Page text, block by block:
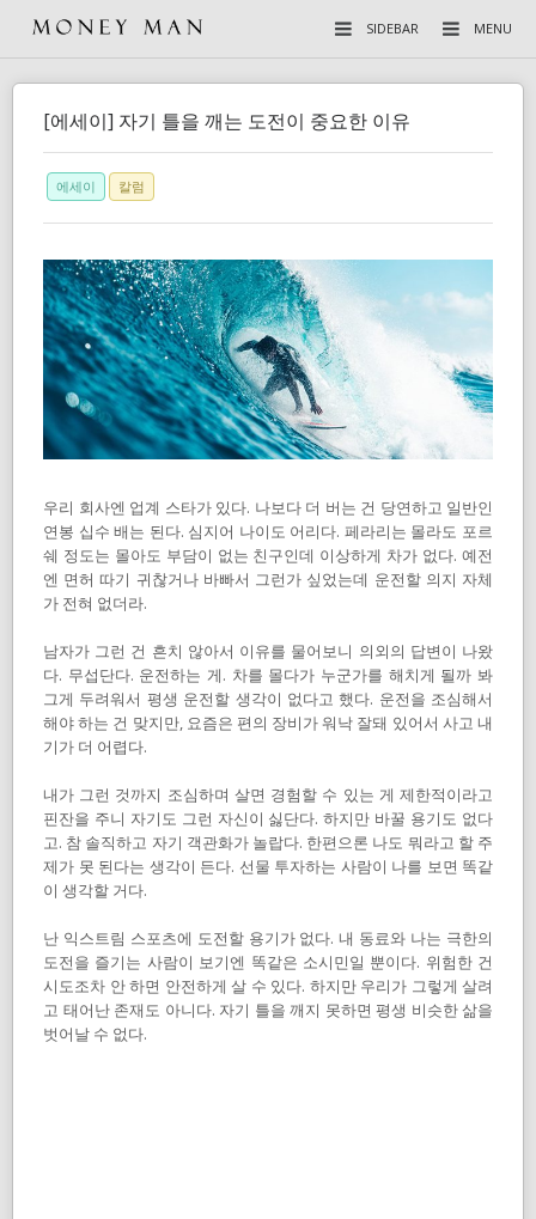
MENU
SIDEBAR
[에세이] 자기 틀을 깨는 도전이 중요한 이유
에세이 칼럼
우리 회사엔 업계 스타가 있다. 나보다 더 버는 건 당연하고 일반인
연봉 십수 배는 된다. 심지어 나이도 어리다. 페라리는 몰라도 포르
쉐 정도는 몰아도 부담이 없는 친구인데 이상하게 차가 없다. 예전
엔 면허 따기 귀찮거나 바빠서 그런가 싶었는데 운전할 의지 자체
가 전혀 없더라.
남자가 그런 건 흔치 않아서 이유를 물어보니 의외의 답변이 나왔
다. 무섭단다. 운전하는 게. 차를 몰다가 누군가를 해치게 될까 봐
그게 두려워서 평생 운전할 생각이 없다고 했다. 운전을 조심해서
해야 하는 건 맞지만, 요즘은 편의 장비가 워낙 잘돼 있어서 사고 내
기가 더 어렵다.
내가 그런 것까지 조심하며 살면 경험할 수 있는 게 제한적이라고
핀잔을 주니 자기도 그런 자신이 싫단다. 하지만 바꿀 용기도 없다
고. 참 솔직하고 자기 객관화가 놀랍다. 한편으론 나도 뭐라고 할 주
제가 못 된다는 생각이 든다. 선물 투자하는 사람이 나를 보면 똑같
이 생각할 거다.
난 익스트림 스포츠에 도전할 용기가 없다. 내 동료와 나는 극한의
도전을 즐기는 사람이 보기엔 똑같은 소시민일 뿐이다. 위험한 건
시도조차 안 하면 안전하게 살 수 있다. 하지만 우리가 그렇게 살려
고 태어난 존재도 아니다. 자기 틀을 깨지 못하면 평생 비슷한 삶을
벗어날 수 없다.